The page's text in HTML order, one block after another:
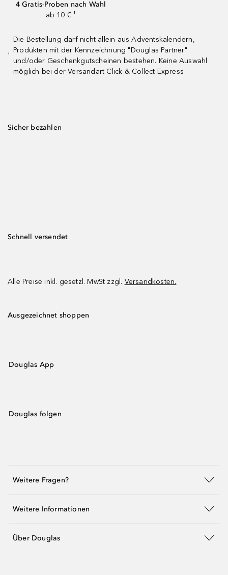
4 Gratis-Proben nach Wahl
ab 10 € ¹
¹
Die Bestellung darf nicht allein aus Adventskalendern,
Produkten mit der Kennzeichnung "Douglas Partner"
und/oder Geschenkgutscheinen bestehen. Keine Auswahl
möglich bei der Versandart Click & Collect Express
Sicher bezahlen
Schnell versendet
Alle Preise inkl. gesetzl. MwSt zzgl. Versandkosten.
Ausgezeichnet shoppen
Douglas App
Douglas folgen
Weitere Fragen?
Weitere Informationen
Über Douglas